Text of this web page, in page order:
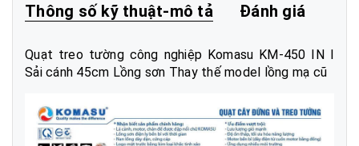
Thông số kỹ thuật-mô tả Đánh giá
Quạt treo tường công nghiệp Komasu KM-450 IN I
Sải cánh 45cm Lồng sơn Thay thế model lồng mạ cũ